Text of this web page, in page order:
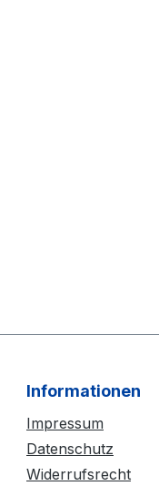
Informationen
Impressum
Datenschutz
Widerrufsrecht